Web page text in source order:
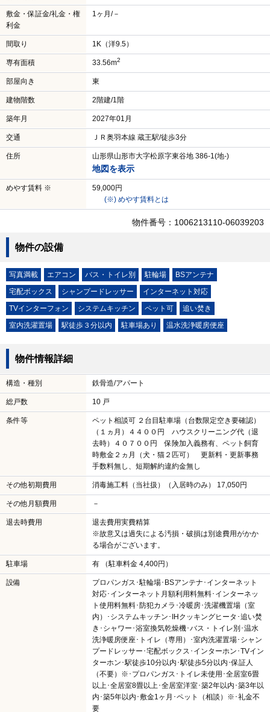
敷金・保証金/礼金・権
利金
1ヶ月/－
間取り 1K（洋9.5）
専有面積 33.56m2
部屋向き 東
建物階数 2階建/1階
築年月 2027年01月
交通 ＪＲ奥羽本線 蔵王駅/徒歩3分
住所 山形県山形市大字松原字東谷地 386-1(地-)
地図を表示
めやす賃料 ※
59,000円
(※) めやす賃料とは
物件番号：1006213110-06039203
物件の設備
写真満載 エアコン バス・トイレ別 駐輪場
BSアンテナ
宅配ボックス
シャンプードレッサー
インターネット対応
TVインターフォン
システムキッチン ペット可
追い焚き
室内洗濯置場
駅徒歩３分以内 駐車場あり 温水洗浄暖房便座
物件情報詳細
構造・種別 鉄骨造/アパート
総戸数 10 戸
条件等
ペット相談可 ２台目駐車場（台数限定空き要確認）
（１ヵ月）４４００円 ハウスクリーニング代（退
去時）４０７００円 保険加入義務有、ペット飼育
時敷金２ヵ月（犬・猫２匹可） 更新料・更新事務
手数料無し、短期解約違約金無し
その他初期費用 消毒施工料（当社扱）（入居時のみ） 17,050円
その他月額費用 －
退去時費用
退去費用実費精算
※故意又は過失による汚損・破損は別途費用がかか
る場合がございます。
駐車場 有 （駐車料金 4,400円）
設備
プロパンガス･駐輪場･BSアンテナ･インターネット
対応･インターネット月額利用料無料･インターネッ
ト使用料無料･防犯カメラ･冷暖房･洗濯機置場（室
内）･システムキッチン･IHクッキングヒータ･追い焚
き･シャワー･浴室換気乾燥機･バス・トイレ別･温水
洗浄暖房便座･トイレ（専用）･室内洗濯置場･シャン
プードレッサー･宅配ボックス･インターホン･TVイン
ターホン･駅徒歩10分以内･駅徒歩5分以内･保証人
（不要）※･プロパンガス･トイレ未使用･全居室6畳
以上･全居室8畳以上･全居室洋室･築2年以内･築3年以
内･築5年以内･敷金1ヶ月･ペット（相談）※･礼金不
要